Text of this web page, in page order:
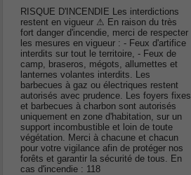
RISQUE D'INCENDIE Les interdictions
restent en vigueur ⚠ En raison du très
fort danger d'incendie, merci de respecter
les mesures en vigueur : - Feux d'artifice
interdits sur tout le territoire, - Feux de
camp, braseros, mégots, allumettes et
lanternes volantes interdits. Les
barbecues à gaz ou électriques restent
autorisés avec prudence. Les foyers fixes
et barbecues à charbon sont autorisés
uniquement en zone d'habitation, sur un
support incombustible et loin de toute
végétation. Merci à chacune et chacun
pour votre vigilance afin de protéger nos
forêts et garantir la sécurité de tous. En
cas d'incendie : 118